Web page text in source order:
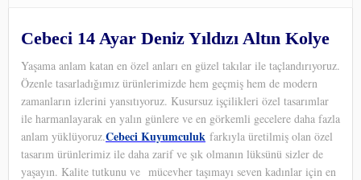
Cebeci 14 Ayar Deniz Yıldızı Altın Kolye
Yaşama anlam katan en özel anları en güzel takılar ile taçlandırıyoruz.
Özenle tasarladığımız ürünlerimizde hem geçmiş hem de modern
zamanların izlerini yansıtıyoruz. Kusursuz işçilikleri özel tasarımlar
ile harmanlayarak en yalın günlere ve en görkemli gecelere daha fazla
anlam yüklüyoruz.Cebeci Kuyumculuk farkıyla üretilmiş olan özel
tasarım ürünlerimiz ile daha zarif ve şık olmanın lüksünü sizler de
yaşayın. Kalite tutkunu ve mücevher taşımayı seven kadınlar için en